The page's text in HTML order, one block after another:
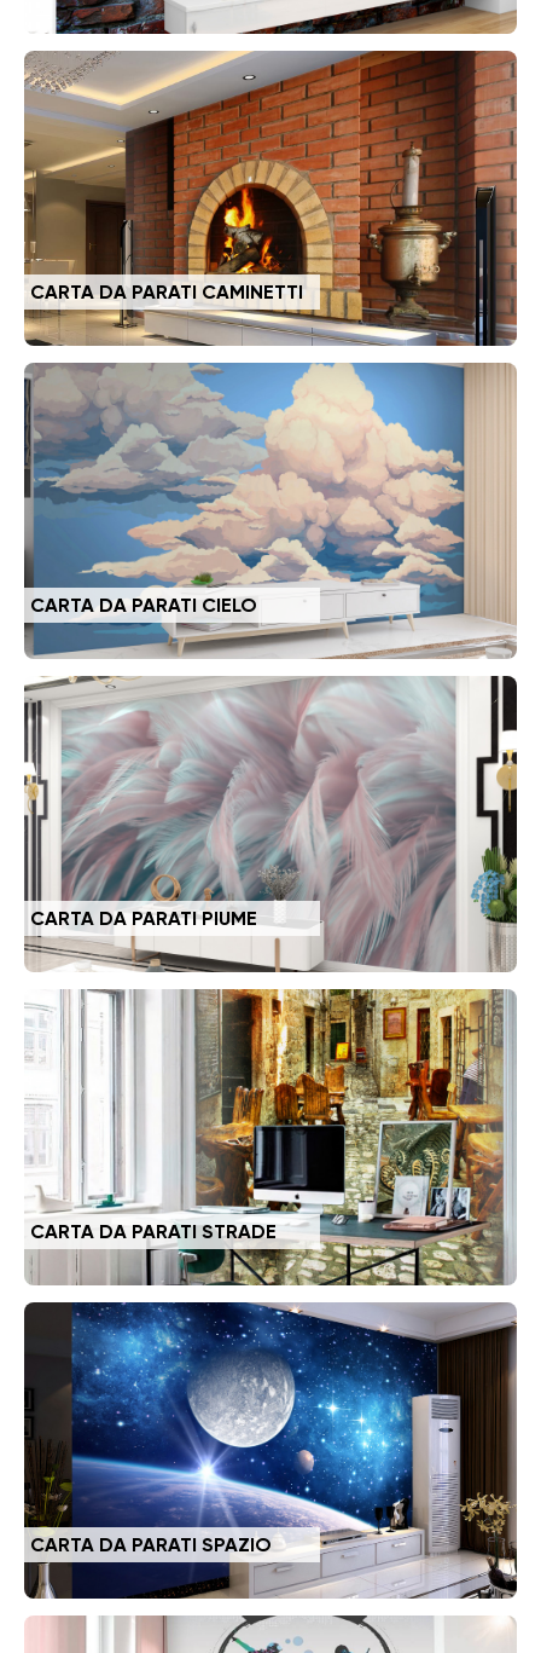
CARTA DA PARATI CAMINETTI
CARTA DA PARATI CIELO
CARTA DA PARATI PIUME
CARTA DA PARATI STRADE
CARTA DA PARATI SPAZIO